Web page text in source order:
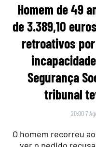
Homem de 49
de 3.389,10
retroativos
Segurança
tribunal
20:00 7
O homem recorreu